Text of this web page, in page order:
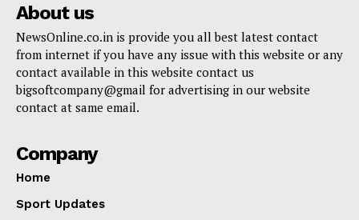
About us
NewsOnline.co.in is provide you all best latest contact
from internet if you have any issue with this website or any
contact available in this website contact us
bigsoftcompany@gmail for advertising in our website
contact at same email.
Company
Home
Sport Updates